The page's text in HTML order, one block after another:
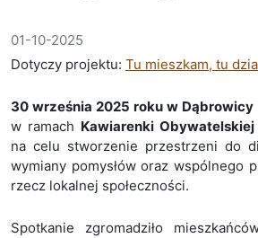
01-10-2025
Dotyczy projektu: Tu mieszkam, tu
30 września 2025 roku w Dąbrowicy
w ramach Kawiarenki Obywatelskiej
na celu stworzenie przestrzeni do
wymiany pomysłów oraz wspólnego
rzecz lokalnej społeczności.
Spotkanie zgromadziło